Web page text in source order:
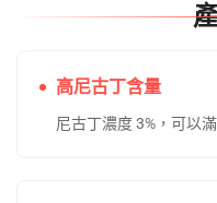
高尼古丁含量
尼古丁濃度 3%，可以